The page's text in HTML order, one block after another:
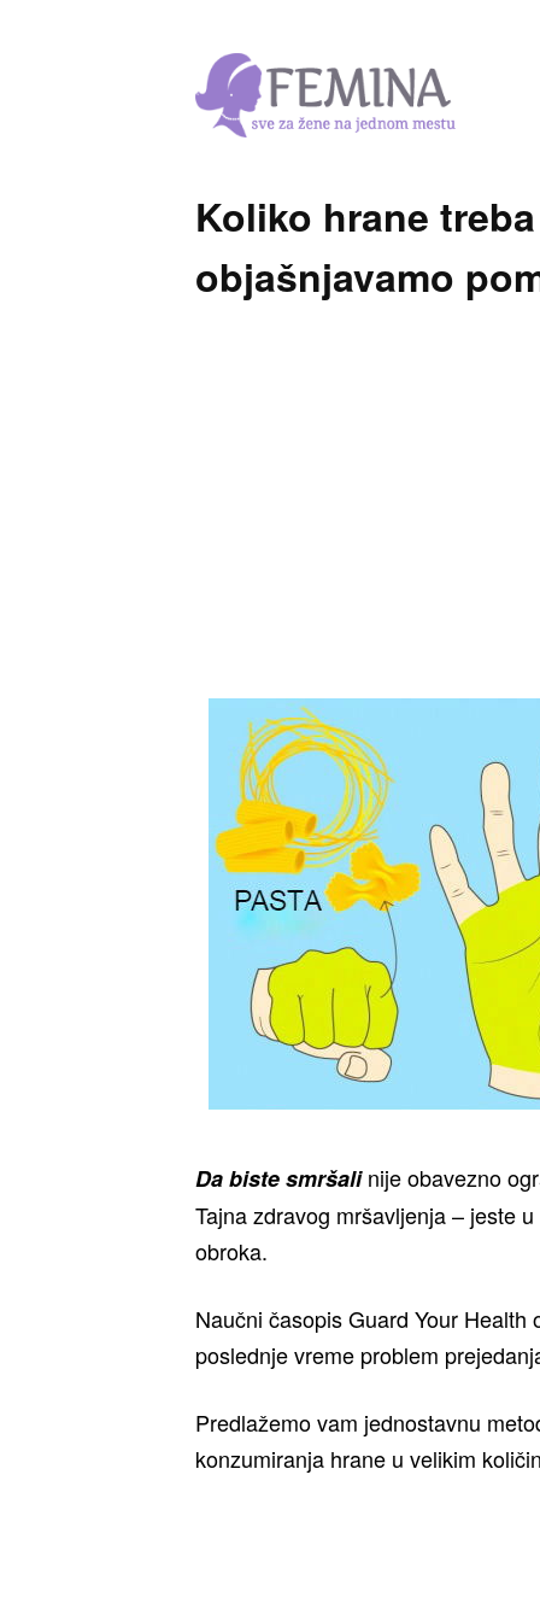
Koliko hrane
objašnjavamo
Da biste smršalinije obavezno
Tajna zdravog mršavljenja – jeste
obroka.
Naučni časopis Guard Your
poslednje vreme problem
Predlažemo vam jednostavnu
konzumiranja hrane u velikim